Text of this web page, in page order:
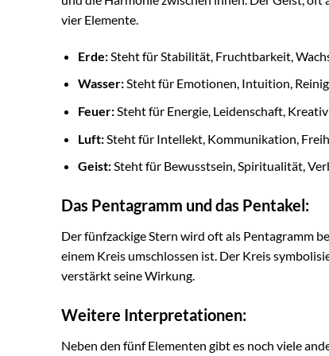
vier Elemente.
Erde:Steht für Stabilität, Fruchtbarkeit,
Wasser:Steht für Emotionen, Intuition,
Feuer:Steht für Energie, Leidenschaft,
Luft:Steht für Intellekt, Kommunikation,
Geist:Steht für Bewusstsein, Spiritualität,
Das Pentagramm und das Pentakel:
Der fünfzackige Stern wird oft als Pentagramm
einem Kreis umschlossen ist. Der Kreis
verstärkt seine Wirkung.
Weitere Interpretationen:
Neben den fünf Elementen gibt es noch viele